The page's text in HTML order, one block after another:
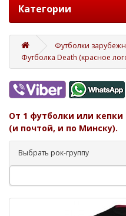
Категории
Футболки
Футболка Death (красное
От 1 футболки или
(и почтой, и по Минску).
Выбрать рок-группу